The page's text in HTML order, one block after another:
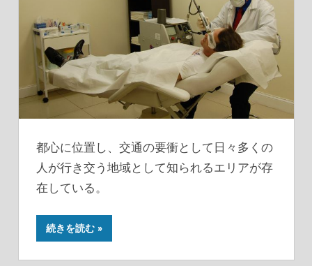
都心に位置し、交通の要衝として日々多くの
人が行き交う地域として知られるエリアが存
在している。
続きを読む